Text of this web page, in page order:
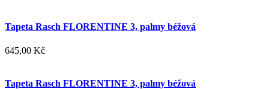
Tapeta Rasch FLORENTINE 3, palmy béžová
645,00 Kč
Tapeta Rasch FLORENTINE 3, palmy béžová